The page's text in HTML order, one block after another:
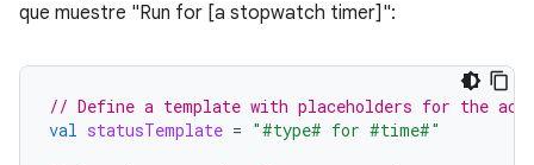
que muestre "Run for [a stopwatch timer]":
// Define a template with placeholders for the
val statusTemplate = "#type# for #time#"